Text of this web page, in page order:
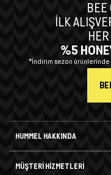
HUMMEL HAKKINDA
MÜŞTERİ HİZMETLERİ
BEE
İLK
%5
*İndirim sezon